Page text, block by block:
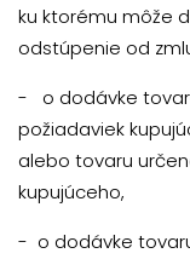
ku ktorému môže
odstúpenie od
- o dodávke
požiadaviek
alebo tovaru
kupujúceho,
- o dodávke